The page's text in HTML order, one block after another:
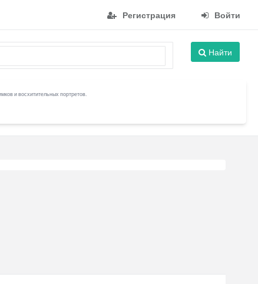
Регистрация Войти
Найти
и восхитительных портретов.